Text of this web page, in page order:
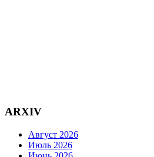
ARXIV
Август 2026
Июль 2026